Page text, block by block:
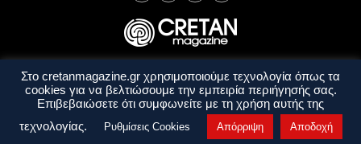
Ταυτότητα Πολιτική Απορρήτου
Όροι Χρήσης
Όροι και Προϋποθέσεις
Στο cretanmagazine.gr χρησιμοποιούμε τεχνολογία όπως τα
cookies για να βελτιώσουμε την εμπειρία περιήγησής σας.
Επιβεβαιώσετε ότι συμφωνείτε με τη χρήση αυτής της
τεχνολογίας.
Ρυθμίσεις Cookies Απόρριψη Αποδοχή